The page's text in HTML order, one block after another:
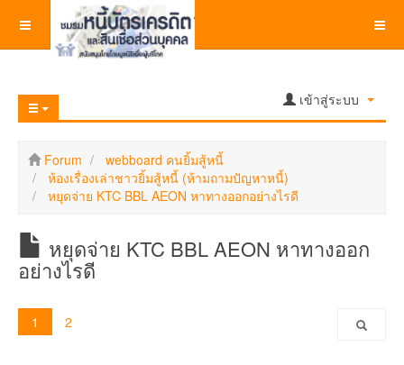
เข้าสู่ระบบ
Forum
webboard คนยิ้มสู้หนี้
ห้องเรื่องเล่าชาวยิ้มสู้หนี้ (ห้ามถามปัญหาหนี้)
หยุดจ่าย KTC BBL AEON หาทางออกอย่างไรดี
หยุดจ่าย KTC BBL AEON หาทางออก
อย่างไรดี
1 2